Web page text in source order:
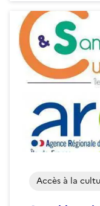
Accès à la